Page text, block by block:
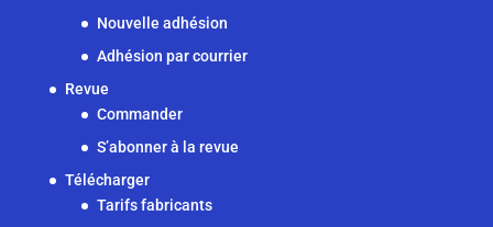
Nouvelle adhésion
Adhésion par courrier
Revue
Commander
S’abonner à la revue
Télécharger
Tarifs fabricants